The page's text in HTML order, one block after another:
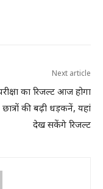
Next article
का रिजल्ट आज होगा
छात्रों की बढ़ी धड़कनें, यहां
देख सकेंगे रिजल्ट